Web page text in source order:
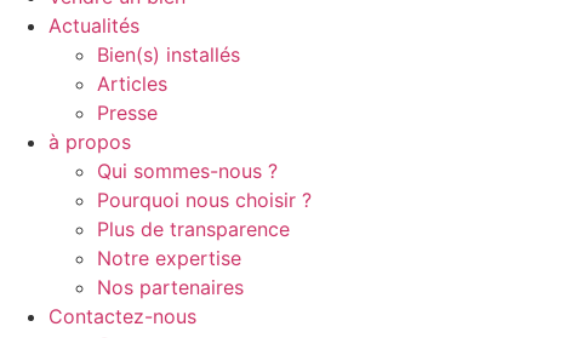
Actualités
Bien(s) installés
Articles
Presse
à propos
Qui sommes-nous ?
Pourquoi nous choisir ?
Plus de transparence
Notre expertise
Nos partenaires
Contactez-nous